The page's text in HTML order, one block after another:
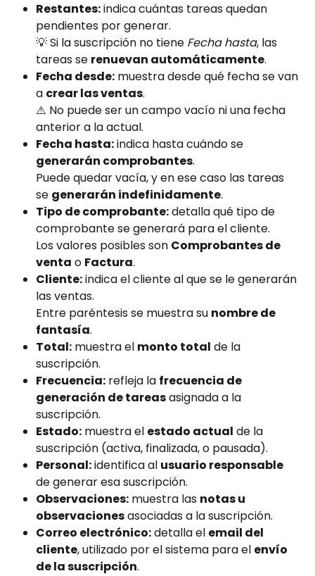
Restantes: indica cuántas tareas quedan
pendientes por generar.
💡 Si la suscripción no tiene Fecha hasta, las
tareas se renuevan automáticamente.
Fecha desde: muestra desde qué fecha se van
a crear las ventas.
⚠️ No puede ser un campo vacío ni una fecha
anterior a la actual.
Fecha hasta: indica hasta cuándo se
generarán comprobantes.
Puede quedar vacía, y en ese caso las tareas
se generarán indefinidamente.
Tipo de comprobante: detalla qué tipo de
comprobante se generará para el cliente.
Los valores posibles son Comprobantes de
venta o Factura.
Cliente: indica el cliente al que se le generarán
las ventas.
Entre paréntesis se muestra su nombre de
fantasía.
Total: muestra el monto total de la
suscripción.
Frecuencia: refleja la frecuencia de
generación de tareas asignada a la
suscripción.
Estado: muestra el estado actual de la
suscripción (activa, finalizada, o pausada).
Personal: identifica al usuario responsable
de generar esa suscripción.
Observaciones: muestra las notas u
observaciones asociadas a la suscripción.
Correo electrónico: detalla el email del
cliente, utilizado por el sistema para el envío
de la suscripción.